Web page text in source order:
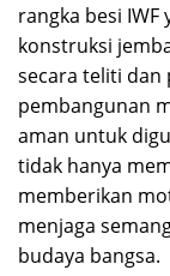
rangka besi
konstruksi
secara teliti dan
pembangunan
aman untuk
tidak hanya
memberikan
menjaga
budaya bangsa.